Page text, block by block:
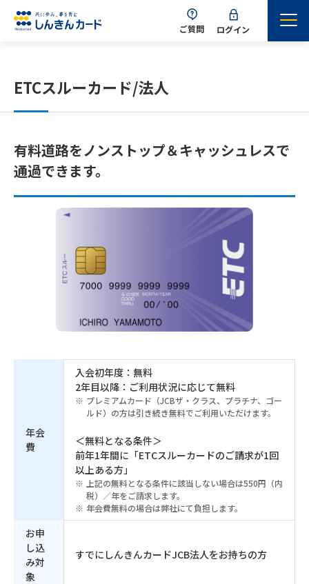
ご質問 ログイン
ETCスルーカード/法人
有料道路をノンストップ＆キャッシュレスで
通過できます。
年会
費
入会初年度：無料
2年目以降：ご利用状況に応じて無料
プレミアムカード（JCBザ・クラス、プラチナ、ゴー
ルド）の方は引き続き無料でご利用いただけます。
＜無料となる条件＞
前年1年間に「ETCスルーカードのご請求が1回
以上ある方」
上記の無料となる条件に該当しない場合は550円（内
税）／年をご請求します。
年会費無料の場合は弊社にて負担します。
お申
し込
み対
象
すでにしんきんカードJCB法人をお持ちの方